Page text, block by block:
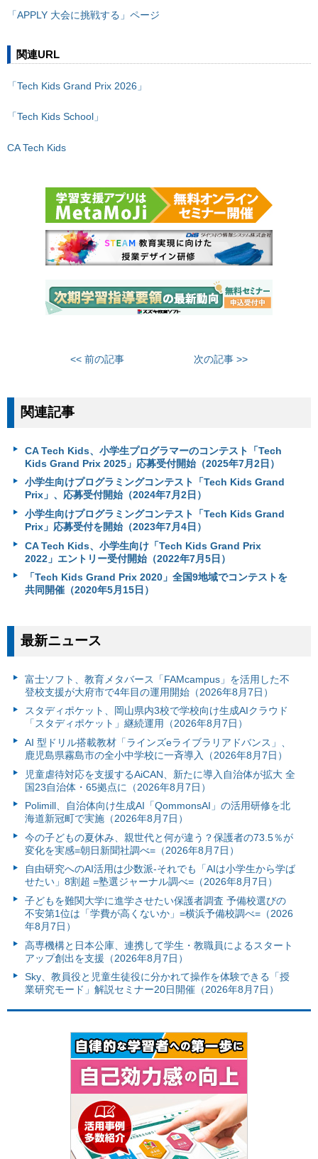
「APPLY 大会に挑戦する」ページ
関連URL
「Tech Kids Grand Prix 2026」
「Tech Kids School」
CA Tech Kids
<< 前の記事 次の記事 >>
関連記事
CA Tech Kids、小学生プログラマーのコンテスト「Tech
Kids Grand Prix 2025」応募受付開始（2025年7月2日）
小学生向けプログラミングコンテスト「Tech Kids Grand
Prix」、応募受付開始（2024年7月2日）
小学生向けプログラミングコンテスト「Tech Kids Grand
Prix」応募受付を開始（2023年7月4日）
CA Tech Kids、小学生向け「Tech Kids Grand Prix
2022」エントリー受付開始（2022年7月5日）
「Tech Kids Grand Prix 2020」全国9地域でコンテストを
共同開催（2020年5月15日）
最新ニュース
富⼠ソフト、教育メタバース「FAMcampus」を活用した不
登校支援が大府市で4年目の運用開始（2026年8月7日）
スタディポケット、岡山県内3校で学校向け生成AIクラウド
「スタディポケット」継続運用（2026年8月7日）
AI 型ドリル搭載教材「ラインズeライブラリアドバンス」、
鹿児島県霧島市の全小中学校に一斉導入（2026年8月7日）
児童虐待対応を支援するAiCAN、新たに導入自治体が拡大 全
国23自治体・65拠点に（2026年8月7日）
Polimill、自治体向け生成AI「QommonsAI」の活用研修を北
海道新冠町で実施（2026年8月7日）
今の子どもの夏休み、親世代と何が違う？保護者の73.5％が
変化を実感=朝日新聞社調べ=（2026年8月7日）
自由研究へのAI活用は少数派-それでも「AIは小学生から学ば
せたい」8割超 =塾選ジャーナル調べ=（2026年8月7日）
子どもを難関大学に進学させたい保護者調査 予備校選びの
不安第1位は「学費が高くないか」=横浜予備校調べ=（2026
年8月7日）
高専機構と日本公庫、連携して学生・教職員によるスタート
アップ創出を支援（2026年8月7日）
Sky、教員役と児童生徒役に分かれて操作を体験できる「授
業研究モード」解説セミナー20日開催（2026年8月7日）